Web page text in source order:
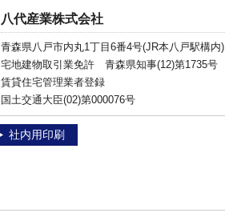
八代産業株式会社
青森県八戸市内丸1丁目6番4号(JR本八戸駅構内)
宅地建物取引業免許 青森県知事(12)第1735号
賃貸住宅管理業者登録
国土交通大臣(02)第000076号
社内用印刷